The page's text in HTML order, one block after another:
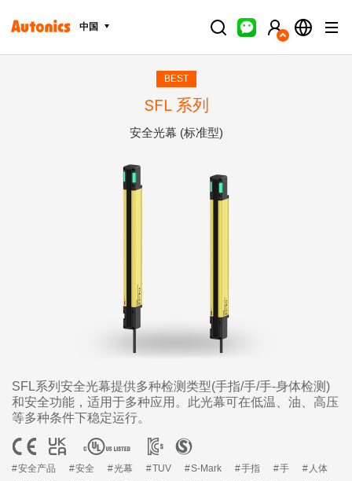
中国
BEST
SFL 系列
安全光幕 (标准型)
SFL系列安全光幕提供多种检测类型(手指/手/手-身体检测)
和安全功能，适用于多种应用。此光幕可在低温、油、高压
等多种条件下稳定运行。
安全产品 安全 光幕 TUV S-Mark 手指 手
人体